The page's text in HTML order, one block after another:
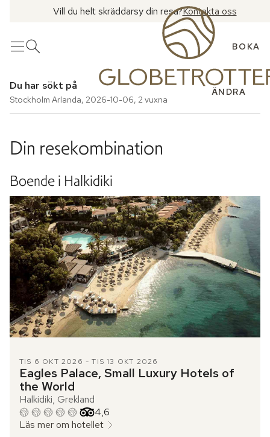
Vill du helt skräddarsy din resa?Kontakta oss
MenyÖppna sök BOKA
Du har sökt på
Stockholm Arlanda, 2026-10-06, 2 vuxna
ÄNDRA
Din resekombination
Boende i Halkidiki
TIS 6 OKT 2026 - TIS 13 OKT 2026
Eagles Palace, Small Luxury Hotels of
the World
Halkidiki, Grekland
4,6
Betyg från Tripadvisor: 4.6 of 5
Läs mer om hotellet